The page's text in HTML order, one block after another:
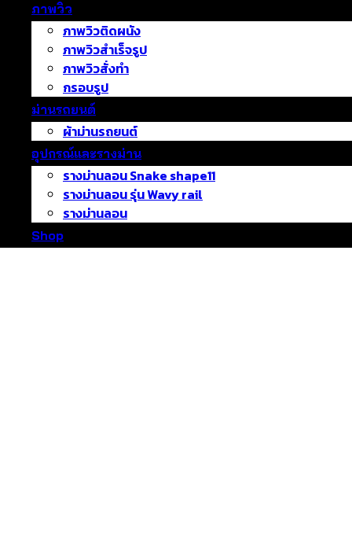
ภาพวิว
ภาพวิวติดผนัง
ภาพวิวสำเร็จรูป
ภาพวิวสั่งทำ
กรอบรูป
ม่านรถยนต์
ผ้าม่านรถยนต์
อุปกรณ์และรางม่าน
รางม่านลอน Snake shape11
รางม่านลอน รุ่น Wavy rail
รางม่านลอน
Shop